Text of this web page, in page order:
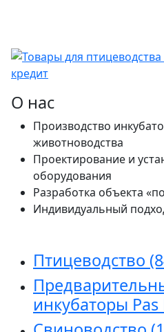
О нас
Производство
животноводства
Проектирование и
оборудования
Разработка объекта
Индивидуальный
Птицеводство
инкубаторы